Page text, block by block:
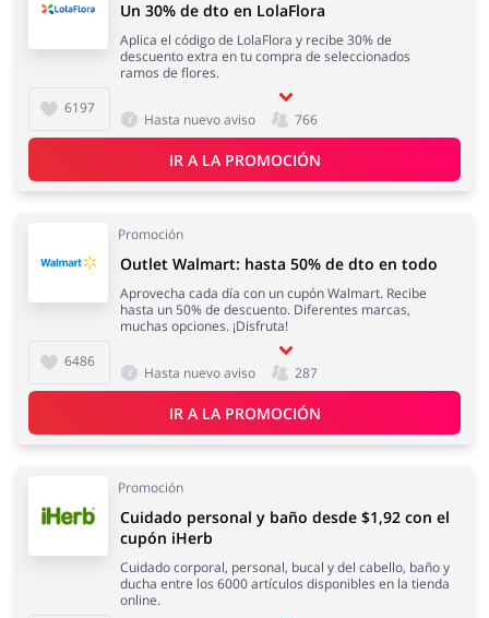
Salud y Belleza
Electrónica y
Electrodomésticos
Regalos y Flores Supermercado
Hogar y Jardín Deporte y Hobby
Moda Megatiendas
Niños Turismo y Viajes
6197
Un 30% de dto en LolaFlora
Aplica el código de LolaFlora y recibe 30% de
descuento extra en tu compra de seleccionados
ramos de flores.
Hasta nuevo aviso 766
IR A LA PROMOCIÓN
Promoción
6486
Outlet Walmart: hasta 50% de dto en todo
Aprovecha cada día con un cupón Walmart. Recibe
hasta un 50% de descuento. Diferentes marcas,
muchas opciones. ¡Disfruta!
Hasta nuevo aviso 287
IR A LA PROMOCIÓN
Promoción
Cuidado personal y baño desde $1,92 con el
cupón iHerb
Cuidado corporal, personal, bucal y del cabello, baño y
ducha entre los 6000 artículos disponibles en la tienda
online.